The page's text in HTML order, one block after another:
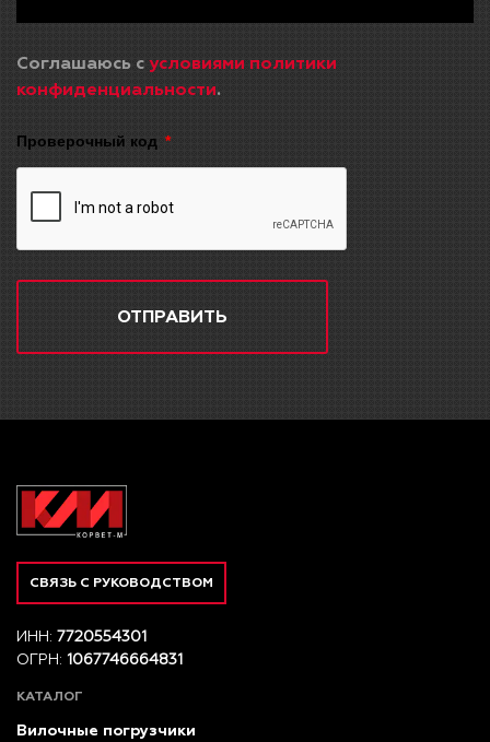
Соглашаюсь с условиями политики
конфиденциальности.
Проверочный код
ОТПРАВИТЬ
СВЯЗЬ С РУКОВОДСТВОМ
ИНН: 7720554301
ОГРН: 1067746664831
КАТАЛОГ
Вилочные погрузчики